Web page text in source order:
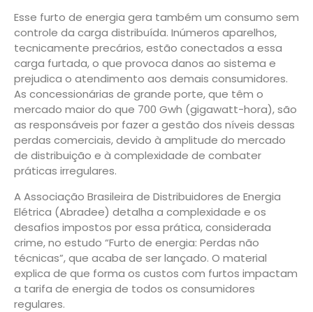
Esse furto de energia gera também um consumo sem
controle da carga distribuída. Inúmeros aparelhos,
tecnicamente precários, estão conectados a essa
carga furtada, o que provoca danos ao sistema e
prejudica o atendimento aos demais consumidores.
As concessionárias de grande porte, que têm o
mercado maior do que 700 Gwh (gigawatt-hora), são
as responsáveis por fazer a gestão dos níveis dessas
perdas comerciais, devido à amplitude do mercado
de distribuição e à complexidade de combater
práticas irregulares.
A Associação Brasileira de Distribuidores de Energia
Elétrica (Abradee) detalha a complexidade e os
desafios impostos por essa prática, considerada
crime, no estudo “Furto de energia: Perdas não
técnicas”, que acaba de ser lançado. O material
explica de que forma os custos com furtos impactam
a tarifa de energia de todos os consumidores
regulares.